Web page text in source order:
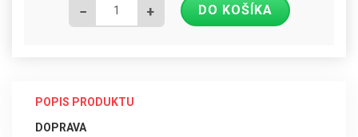
− + DO KOŠÍKA
POPIS PRODUKTU
DOPRAVA